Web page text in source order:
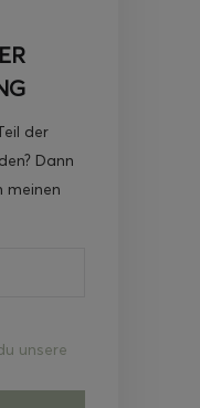
der
Dann
meinen
unsere